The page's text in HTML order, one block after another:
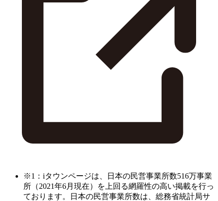
※1：iタウンページは、日本の民営事業所数516万事業
所（2021年6月現在）を上回る網羅性の高い掲載を行っ
ております。日本の民営事業所数は、総務省統計局サ